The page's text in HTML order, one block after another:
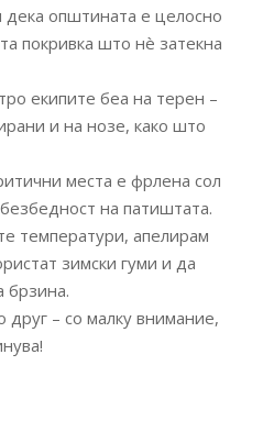
дека општината е целосно
покривка што нè затекна
екипите беа на терен –
и на нозе, како што
места е фрлена сол
на патиштата.
температури, апелирам
зимски гуми и да
брзина.
друг – со малку внимание,